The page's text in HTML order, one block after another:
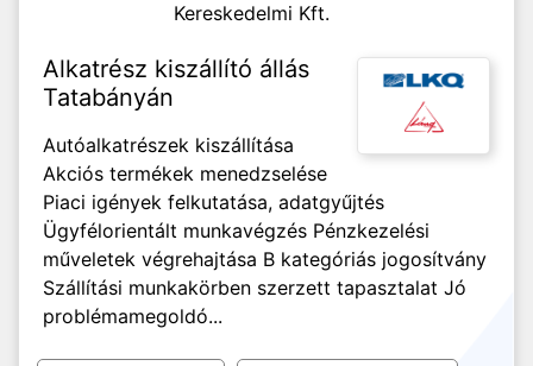
Kereskedelmi Kft.
Alkatrész kiszállító állás
Tatabányán
Autóalkatrészek kiszállítása
Akciós termékek menedzselése
Piaci igények felkutatása, adatgyűjtés
Ügyfélorientált munkavégzés Pénzkezelési
műveletek végrehajtása B kategóriás jogosítvány
Szállítási munkakörben szerzett tapasztalat Jó
problémamegoldó...